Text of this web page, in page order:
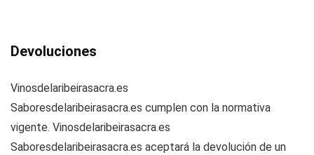
Devoluciones
Vinosdelaribeirasacra.es
Saboresdelaribeirasacra.es cumplen con la normativa
vigente. Vinosdelaribeirasacra.es
Saboresdelaribeirasacra.es aceptará la devolución de un